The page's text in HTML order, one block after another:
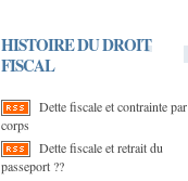
HISTOIRE DU DROIT
FISCAL
Dette fiscale et contrainte par
corps
Dette fiscale et retrait du
passeport ??